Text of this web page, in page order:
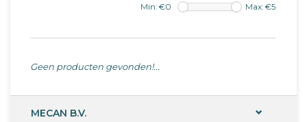
Min: €0 Max: €5
Geen producten gevonden!...
MECAN B.V.